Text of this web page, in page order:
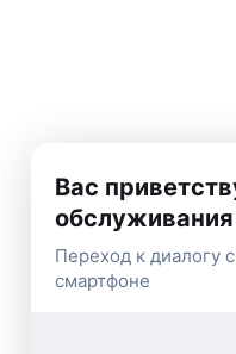
Вас
обслуживания
Переход к диалогу
смартфоне